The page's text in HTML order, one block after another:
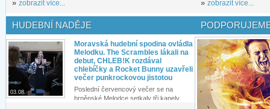
» zobrazit více... » zobrazit více...
HUDEBNÍ NADĚJE
03.08.
Moravská hudební spodina ovládla
Melodku. The Scrambles lákali na
debut, CHLEB!K rozdával
chlebíčky a Rocket Bunny uzavřeli
večer punkrockovou jistotou
Poslední červencový večer se na
brněnské Melodce setkaly tři kapely...